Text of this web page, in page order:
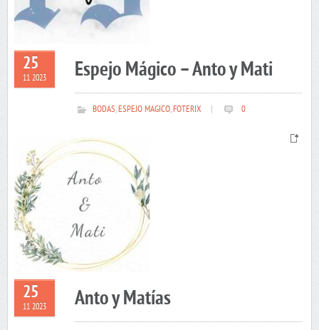
25
11 2023 Espejo Mágico – Anto y Mati
BODAS,ESPEJO MAGICO,FOTERIX 0
25
11 2023 Anto y Matías